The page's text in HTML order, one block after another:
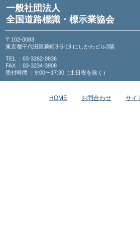
一般社団法人
全国道路標識・標示業協会
〒102-0083
東京都千代田区麹町3-5-19 にしかわビル3階
TEL ：03-3262-0836
FAX ：03-3234-3908
受付時間 ：9:00〜17:30（土日祝を除く）
HOME お問合わせ サイ